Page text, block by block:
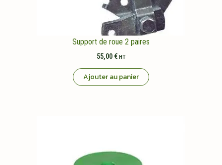
Support de roue 2 paires
55,00 € HT
Ajouter au panier